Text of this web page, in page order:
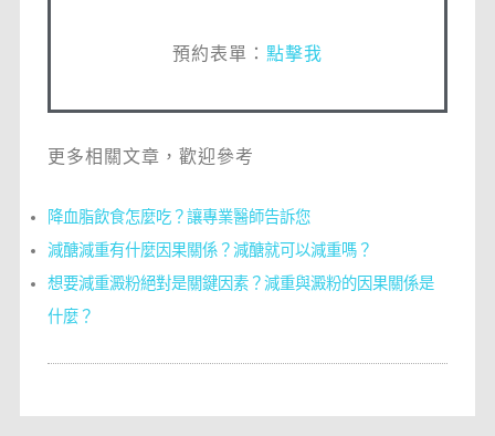
預約表單： 點擊我
更多相關文章，歡迎參考
降血脂飲食怎麼吃？讓專業醫師告訴您
減醣減重有什麼因果關係？減醣就可以減重嗎？
想要減重澱粉絕對是關鍵因素？減重與澱粉的因果關係是
什麼？